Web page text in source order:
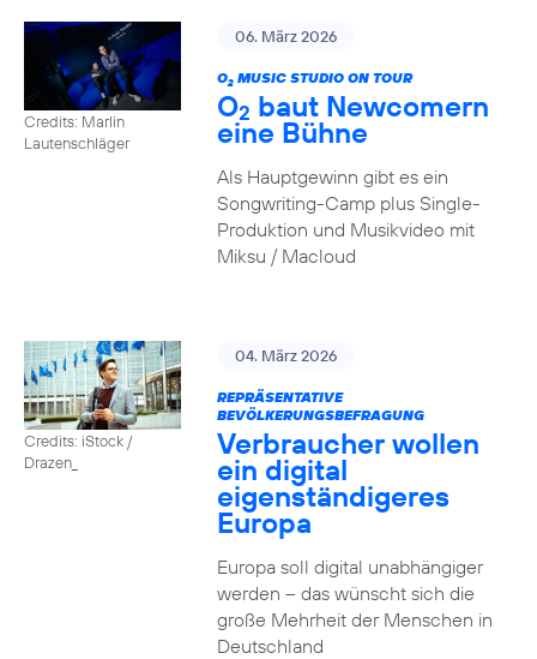
Credits: Marlin
Lautenschläger
06. März 2026
O2MUSIC STUDIO ON TOUR
O2 baut Newcomern
eine Bühne
Als Hauptgewinn gibt es ein
Songwriting-Camp plus Single-
Produktion und Musikvideo mit
Miksu / Macloud
Credits: iStock /
Drazen_
04. März 2026
REPRÄSENTATIVE
BEVÖLKERUNGSBEFRAGUNG
Verbraucher wollen
ein digital
eigenständigeres
Europa
Europa soll digital unabhängiger
werden – das wünscht sich die
große Mehrheit der Menschen in
Deutschland